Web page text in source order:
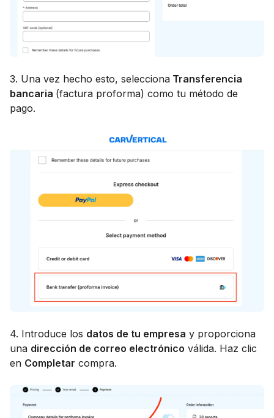
3. Una vez hecho esto, selecciona Transferencia
bancaria (factura proforma) como tu método de
pago.
4. Introduce los datos de tu empresa y proporciona
una dirección de correo electrónico válida. Haz clic
en Completar compra.